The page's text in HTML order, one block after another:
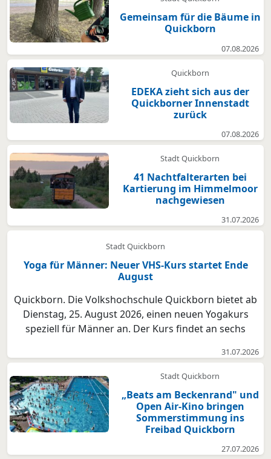
Gemeinsam für die Bäume in
Quickborn
07.08.2026
Quickborn
EDEKA zieht sich aus der
Quickborner Innenstadt
zurück
07.08.2026
Stadt Quickborn
41 Nachtfalterarten bei
Kartierung im Himmelmoor
nachgewiesen
31.07.2026
Stadt Quickborn
Yoga für Männer: Neuer VHS-Kurs startet Ende
August
Quickborn. Die Volkshochschule Quickborn bietet ab
Dienstag, 25. August 2026, einen neuen Yogakurs
speziell für Männer an. Der Kurs findet an sechs
Interessierte können den Kurs anschließend ab
Oktober fortsetzen. Mitzubringen sind eine
Gymnastik...
31.07.2026
Stadt Quickborn
„Beats am Beckenrand" und
Open Air-Kino bringen
Sommerstimmung ins
Freibad Quickborn
27.07.2026